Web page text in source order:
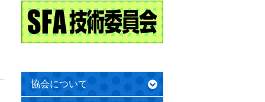
協会について